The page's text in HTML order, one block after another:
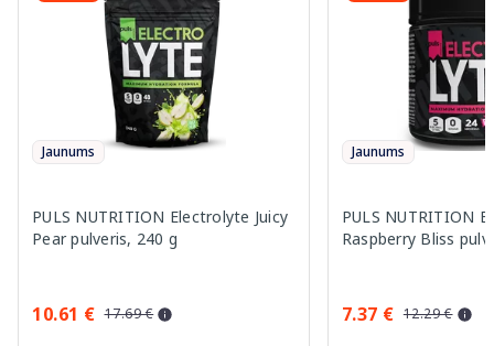
Jaunums
PULS NUTRITION Electrolyte Juicy
Pear pulveris, 240 g
10.61 € 17.69 €
Jaunums
PULS NUTRITION
Raspberry Bliss
7.37 € 12.29 €